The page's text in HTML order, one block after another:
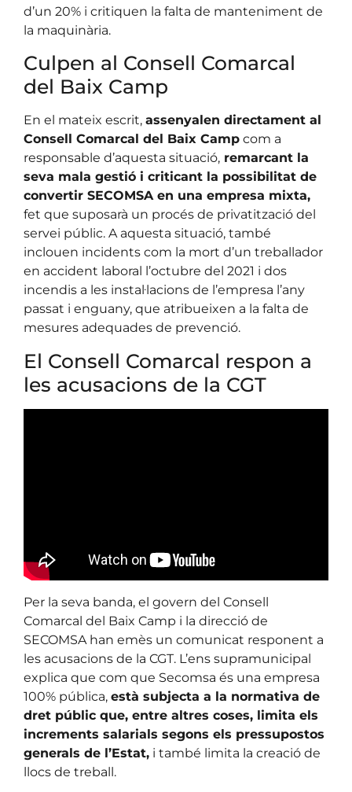
d’un 20% i critiquen la falta de manteniment de
la maquinària.
Culpen al Consell Comarcal
del Baix Camp
En el mateix escrit, assenyalen directament al
Consell Comarcal del Baix Camp com a
responsable d’aquesta situació, remarcant la
seva mala gestió i criticant la possibilitat de
convertir SECOMSA en una empresa mixta,
fet que suposarà un procés de privatització del
servei públic. A aquesta situació, també
inclouen incidents com la mort d’un treballador
en accident laboral l’octubre del 2021 i dos
incendis a les instal·lacions de l’empresa l’any
passat i enguany, que atribueixen a la falta de
mesures adequades de prevenció.
El Consell Comarcal respon a
les acusacions de la CGT
Per la seva banda, el govern del Consell
Comarcal del Baix Camp i la direcció de
SECOMSA han emès un comunicat responent a
les acusacions de la CGT. L’ens supramunicipal
explica que com que Secomsa és una empresa
100% pública, està subjecta a la normativa de
dret públic que, entre altres coses, limita els
increments salarials segons els pressupostos
generals de l’Estat, i també limita la creació de
llocs de treball.